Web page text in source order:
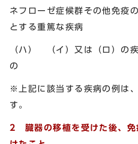
ネフローゼ症候群その他免疫
とする重篤な疾病
（ハ） （イ）又は（ロ）の
の
※上記に該当する疾病の例は
す。
2 臓器の移植を受けた後、免